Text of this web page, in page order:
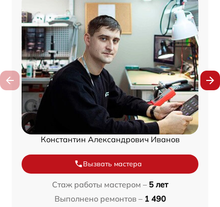
Константин Александрович Иванов
Вызвать мастера
Стаж работы мастером – 5 лет
Выполнено ремонтов – 1 490